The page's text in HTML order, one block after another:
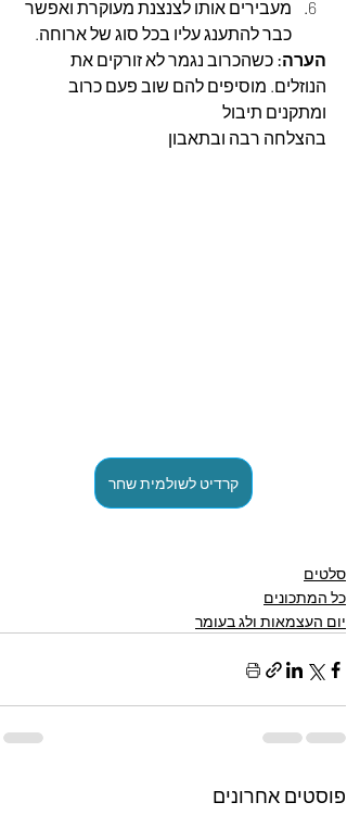
מעבירים אותו לצנצנת מעוקרת ואפשר
כבר להתענג עליו בכל סוג של ארוחה.
הערה: כשהכרוב נגמר לא זורקים את
הנוזלים. מוסיפים להם שוב פעם כרוב
ומתקנים תיבול
בהצלחה רבה ובתאבון
קרדיט לשולמית שחר
סלטים
כל המתכונים
יום העצמאות ולג בעומר
פוסטים אחרונים